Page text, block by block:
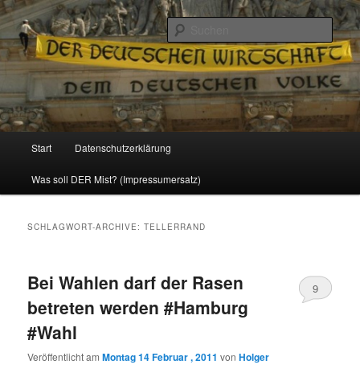
Reizzentrum
Politik, Wirtschaft, Soziales und Gesellschaft
Zum
Inhalt
Zum
sekundären
Start Datenschutzerklärung
Was soll DER Mist? (Impressumersatz)
SCHLAGWORT-ARCHIVE:TELLERRAND
Bei Wahlen darf der Rasen
betreten werden #Hamburg
#Wahl
Veröffentlicht amMontag 14 Februar , 2011 vonHolger
9